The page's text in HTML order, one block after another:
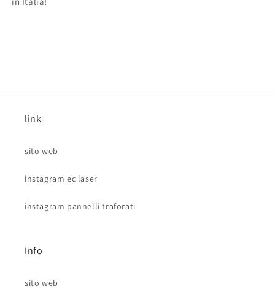
link
sito web
instagram ec laser
instagram pannelli traforati
Info
sito web